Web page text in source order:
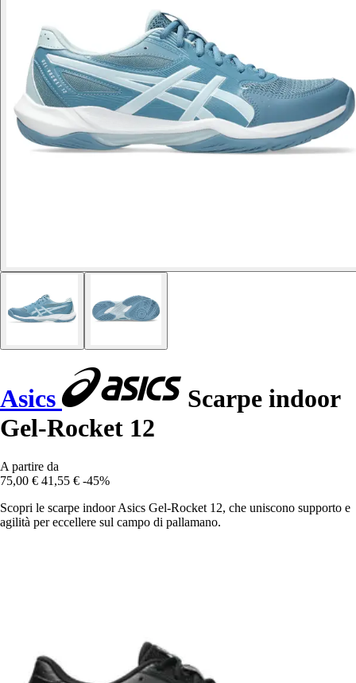
Asics
Scarpe indoor
Gel-Rocket 12
A partire da
75,00 € 41,55 € -45%
Scopri le scarpe indoor Asics Gel-Rocket 12, che uniscono supporto e
agilità per eccellere sul campo di pallamano.